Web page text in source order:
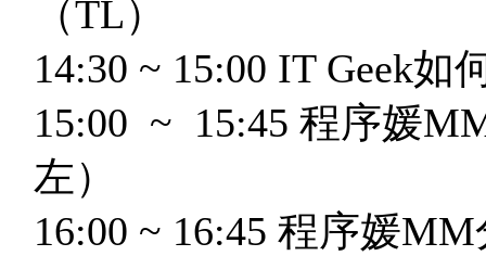
（TL）
14:30 ~ 15:00 IT Geek如
15:00 ~ 15:45 程序媛
左）
16:00 ~ 16:45 程序媛